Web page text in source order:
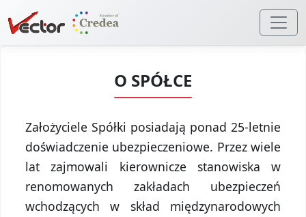
O SPÓŁCE
Założyciele Spółki posiadają ponad 25-letnie
doświadczenie ubezpieczeniowe. Przez wiele
lat zajmowali kierownicze stanowiska w
renomowanych zakładach ubezpieczeń
wchodzących w skład międzynarodowych